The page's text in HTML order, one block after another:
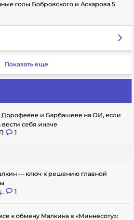
голы Бобровского и Аскарова 5
Показать еще
Дорофееве и Барбашеве на ОИ, если
себя иначе
1
— ключ к решению главной
1
к обмену Малкина в «Миннесоту»: